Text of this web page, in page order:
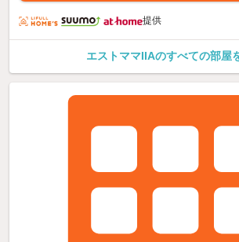
提供
エストママIIAのすべての部屋